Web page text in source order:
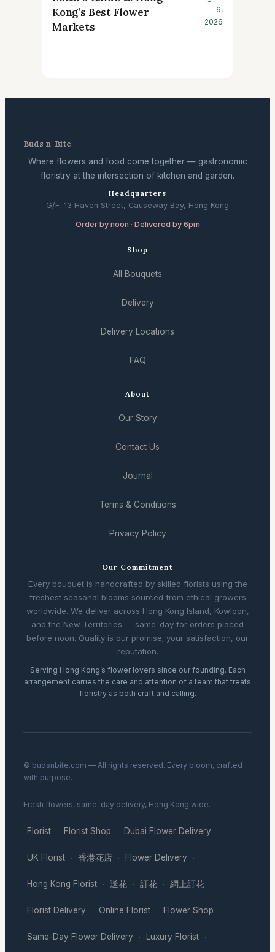
Kong’s Best Flower
Markets
6,
2026
Buds n' Bite
Where flowers and food come together — gastronomic
floristry at the intersection of kitchen and garden.
Headquarters
G/F, 13 Haven Street, Causeway Bay, Hong Kong
Order by noon · Delivered by 6pm
Shop
All Bouquets
Delivery
Delivery Locations
FAQ
About
Our Story
Contact Us
Journal
Terms & Conditions
Privacy Policy
Our Commitment
Every bouquet is handcrafted by skilled florists using the
freshest seasonal blooms sourced from ethical growers
worldwide. We deliver across Hong Kong Island, Kowloon,
and the New Territories — same-day for orders placed
before noon. Quality is our promise; your satisfaction, our
reputation.
Serving Hong Kong’s flower lovers since our founding. Each
arrangement carries the care and attention of a team that treats
floristry as both craft and calling.
© budsnbite.com — All rights reserved. Every bloom, crafted
with purpose.
Fresh flowers, same-day delivery, Hong Kong wide.
Florist · Florist Shop · Dubai Flower Delivery ·
UK Florist · 香港花店 · Flower Delivery ·
Hong Kong Florist · 送花 · 訂花 · 網上訂花 ·
Florist Delivery · Online Florist · Flower Shop ·
Same-Day Flower Delivery · Luxury Florist ·